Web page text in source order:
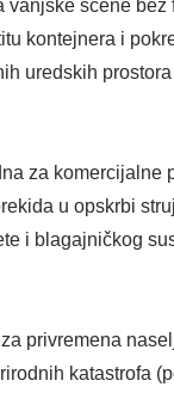
scene
kontejnera i
uredskih
za
u opskrbi
i blagajničkog
privremena
katastrofa